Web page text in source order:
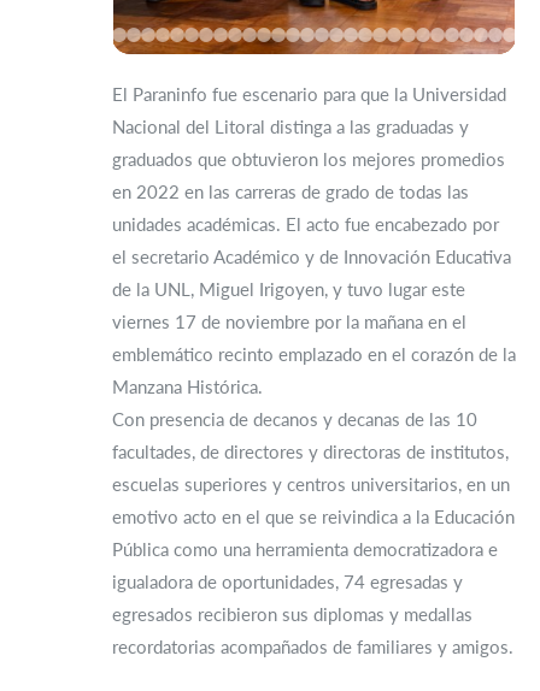
El Paraninfo fue escenario para que la Universidad
Nacional del Litoral distinga a las graduadas y
graduados que obtuvieron los mejores promedios
en 2022 en las carreras de grado de todas las
unidades académicas. El acto fue encabezado por
el secretario Académico y de Innovación Educativa
de la UNL, Miguel Irigoyen, y tuvo lugar este
viernes 17 de noviembre por la mañana en el
emblemático recinto emplazado en el corazón de la
Manzana Histórica.
Con presencia de decanos y decanas de las 10
facultades, de directores y directoras de institutos,
escuelas superiores y centros universitarios, en un
emotivo acto en el que se reivindica a la Educación
Pública como una herramienta democratizadora e
igualadora de oportunidades, 74 egresadas y
egresados recibieron sus diplomas y medallas
recordatorias acompañados de familiares y amigos.